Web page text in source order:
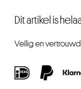
Dit artikel is
Veilig en